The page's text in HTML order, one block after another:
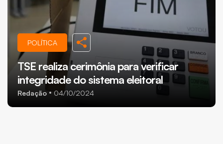
POLÍTICA
TSE realiza cerimônia para verificar
integridade do sistema eleitoral
Redação 04/10/2024